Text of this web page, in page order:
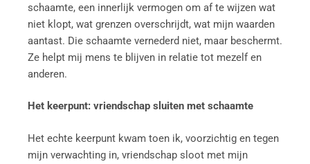
schaamte, een innerlijk vermogen om af te wijzen wat
niet klopt, wat grenzen overschrijdt, wat mijn waarden
aantast. Die schaamte vernederd niet, maar beschermt.
Ze helpt mij mens te blijven in relatie tot mezelf en
anderen.
Het keerpunt: vriendschap sluiten met schaamte
Het echte keerpunt kwam toen ik, voorzichtig en tegen
mijn verwachting in, vriendschap sloot met mijn